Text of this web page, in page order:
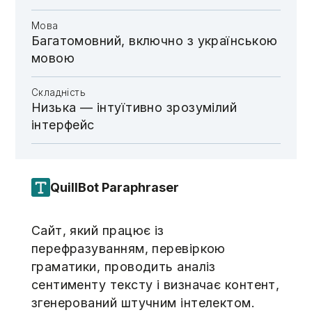
Мова
Багатомовний, включно з українською
мовою
Складність
Низька — інтуїтивно зрозумілий
інтерфейс
QuillBot Paraphraser
Сайт, який працює із
перефразуванням, перевіркою
граматики, проводить аналіз
сентименту тексту і визначає контент,
згенерований штучним інтелектом.